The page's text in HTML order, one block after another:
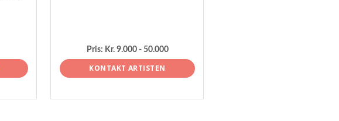
Pris: Kr. 9.000 - 50.000
KONTAKT ARTISTEN